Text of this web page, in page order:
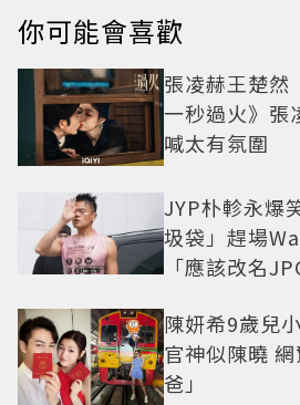
你可能會喜歡
張凌赫王楚然
一秒過火》張
喊太有氛圍
JYP朴軫永爆
圾袋」趕場
「應該改名
陳妍希9歲兒
官神似陳曉
爸」